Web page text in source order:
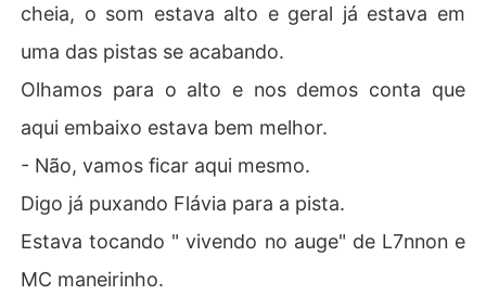
cheia, o som estava alto e geral já estava em
uma das pistas se acabando.
Olhamos para o alto e nos demos conta que
aqui embaixo estava bem melhor.
- Não, vamos ficar aqui mesmo.
Digo já puxando Flávia para a pista.
Estava tocando " vivendo no auge" de L7nnon e
MC maneirinho.